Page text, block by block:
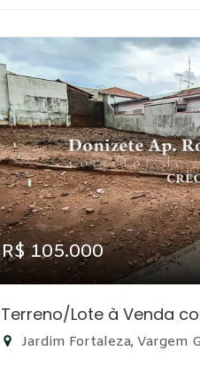
R$ 105.000
Terreno/Lote à Venda
Jardim Fortaleza, Vargem